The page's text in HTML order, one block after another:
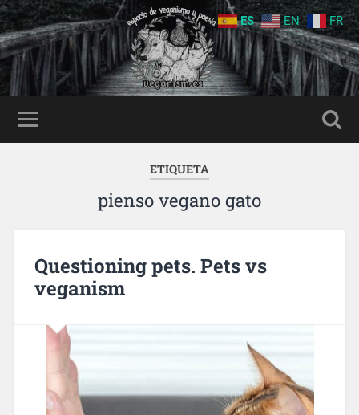
ETIQUETA
pienso vegano gato
Questioning pets. Pets vs
veganism
ES EN FR